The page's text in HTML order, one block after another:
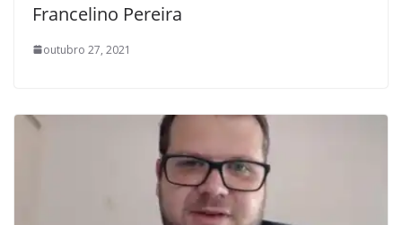
Francelino Pereira
outubro 27, 2021